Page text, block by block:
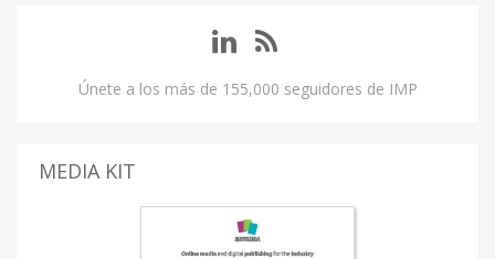
Únete a los más de 155,000 seguidores de IMP
MEDIA KIT